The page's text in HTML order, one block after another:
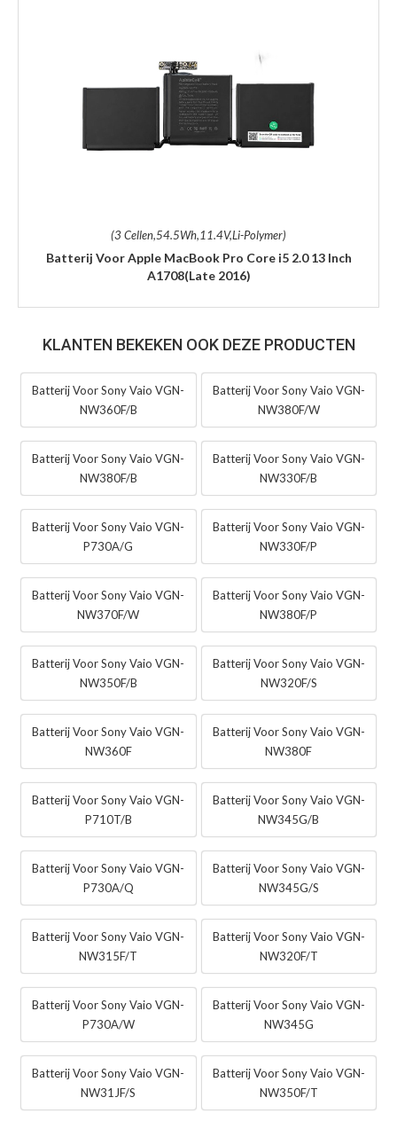
(3 Cellen,54.5Wh,11.4V,Li-Polymer)
Batterij Voor Apple MacBook Pro Core i5 2.0 13 Inch
A1708(Late 2016)
KLANTEN BEKEKEN OOK DEZE PRODUCTEN
Batterij Voor Sony Vaio VGN-
NW360F/B
Batterij Voor Sony Vaio VGN-
NW380F/W
Batterij Voor Sony Vaio VGN-
NW380F/B
Batterij Voor Sony Vaio VGN-
NW330F/B
Batterij Voor Sony Vaio VGN-
P730A/G
Batterij Voor Sony Vaio VGN-
NW330F/P
Batterij Voor Sony Vaio VGN-
NW370F/W
Batterij Voor Sony Vaio VGN-
NW380F/P
Batterij Voor Sony Vaio VGN-
NW350F/B
Batterij Voor Sony Vaio VGN-
NW320F/S
Batterij Voor Sony Vaio VGN-
NW360F
Batterij Voor Sony Vaio VGN-
NW380F
Batterij Voor Sony Vaio VGN-
P710T/B
Batterij Voor Sony Vaio VGN-
NW345G/B
Batterij Voor Sony Vaio VGN-
P730A/Q
Batterij Voor Sony Vaio VGN-
NW345G/S
Batterij Voor Sony Vaio VGN-
NW315F/T
Batterij Voor Sony Vaio VGN-
NW320F/T
Batterij Voor Sony Vaio VGN-
P730A/W
Batterij Voor Sony Vaio VGN-
NW345G
Batterij Voor Sony Vaio VGN-
NW31JF/S
Batterij Voor Sony Vaio VGN-
NW350F/T